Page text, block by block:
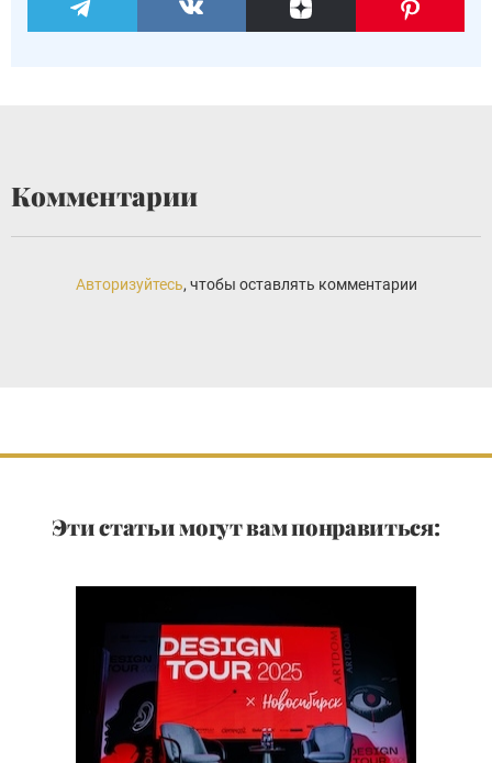
Комментарии
Авторизуйтесь, чтобы оставлять комментарии
Эти статьи могут вам понравиться: